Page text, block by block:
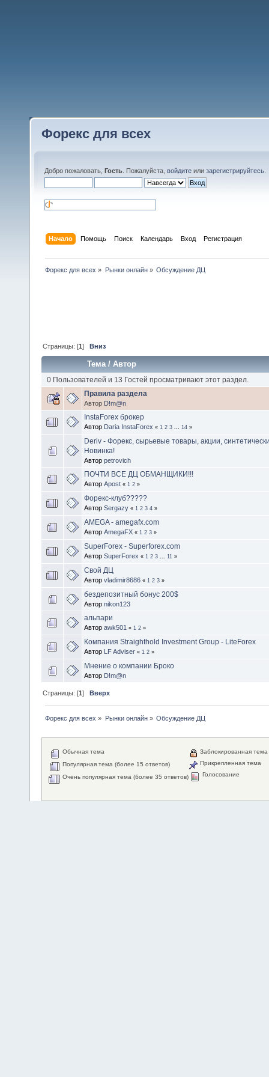
Форекс для всех
Добро пожаловать, Гость . Пожалуйста, войдите или зарегистрируйтесь
Начало Помощь Поиск Календарь Вход Регистрация
Форекс для всех » Рынки онлайн» Обсуждение ДЦ
Страницы: [1]Вниз
Тема/Автор
0 Пользователей и 13 Гостей просматривают этот раздел.
Правила раздела
Автор D!m@n
InstaForex брокер
Автор Daria InstaForex « 1 2 3 14 »
Deriv - Форекс, сырьевые товары, акции,
Новинка!
Автор petrovich
ПОЧТИ ВСЕ ДЦ ОБМАНЩИКИ!!!
Автор Apost « 1 2 »
Форекс-клуб?????
Автор Sergazy « 1 2 3 4 »
AMEGA - amegafx.com
Автор AmegaFX « 1 2 3 »
SuperForex - Superforex.com
Автор SuperForex « 1 2 3 11 »
Свой ДЦ
Автор vladimir8686 « 1 2 3 »
бездепозитный бонус 200$
Автор nikon123
альпари
Автор awk501 « 1 2 »
Компания Straighthold Investment Group - LiteForex
Автор LF Adviser « 1 2 »
Мнение о компании Броко
Автор D!m@n
Страницы: [1]Вверх
Форекс для всех » Рынки онлайн» Обсуждение ДЦ
Обычная тема
Популярная тема (более 15 ответов)
Очень популярная тема (более 35 ответов)
Заблокированная тема
Прикрепленная тема
Голосование